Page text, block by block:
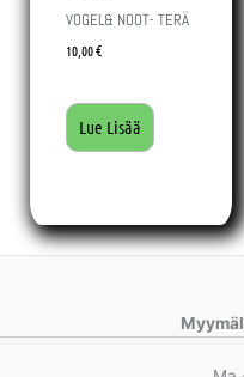
VOGEL& NOOT- TERÄ
10,00€
Lue Lisää